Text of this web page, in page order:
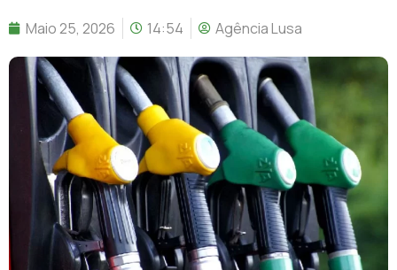
Maio 25, 2026 14:54 Agência Lusa